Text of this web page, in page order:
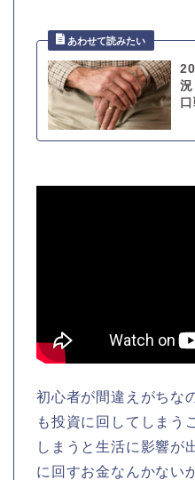
初心者が間違えがちな
も投資に回してしまう
しまうと生活に影響が
に回すお金なんかない